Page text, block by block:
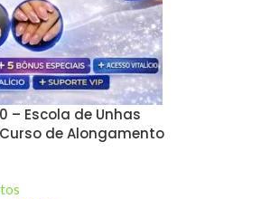
– Escola de Unhas
de Alongamento